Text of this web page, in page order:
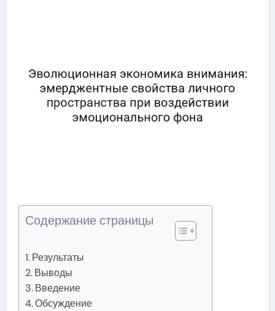
Содержание страницы
Результаты
Выводы
Введение
Обсуждение